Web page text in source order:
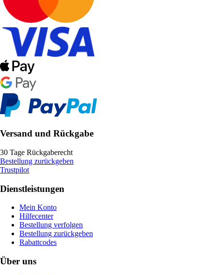
Versand und Rückgabe
30 Tage Rückgaberecht
Bestellung zurückgeben
Trustpilot
Dienstleistungen
Mein Konto
Hilfecenter
Bestellung verfolgen
Bestellung zurückgeben
Rabattcodes
Über uns